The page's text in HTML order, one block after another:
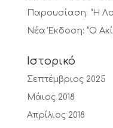
Παρουσίαση: “Η
Νέα Έκδοση: “Ο
Ιστορικό
Σεπτέμβριος 2025
Μάιος 2018
Απρίλιος 2018